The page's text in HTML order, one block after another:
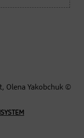
Olena Yakobchuk ©